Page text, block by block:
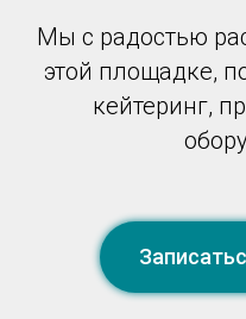
+7
Мы с радостью
этой площадке,
кейтеринг,